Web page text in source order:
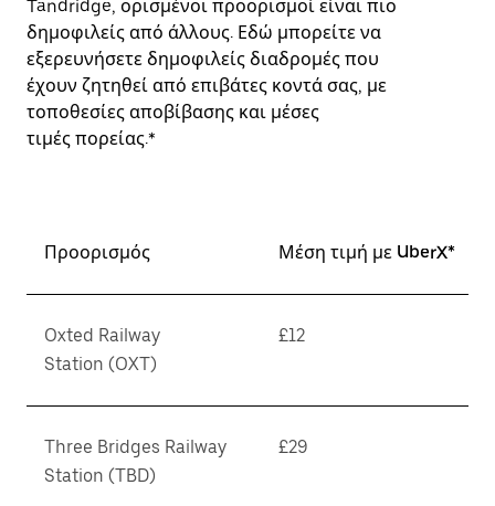
Tandridge, ορισμένοι προορισμοί είναι πιο
δημοφιλείς από άλλους. Εδώ μπορείτε να
εξερευνήσετε δημοφιλείς διαδρομές που
έχουν ζητηθεί από επιβάτες κοντά σας, με
τοποθεσίες αποβίβασης και μέσες
τιμές πορείας.*
Προορισμός Μέση τιμή με UberX*
Oxted Railway
Station (OXT)
£12
Three Bridges Railway
Station (TBD)
£29